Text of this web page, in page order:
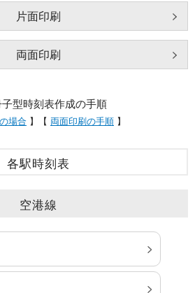
片面印刷
両面印刷
型時刻表作成の手順
場合 】 【 両面印刷の手順 】
各駅時刻表
空港線